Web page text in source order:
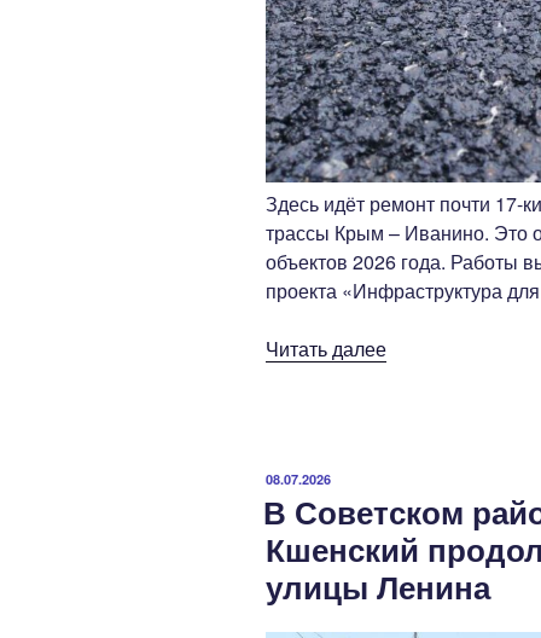
Здесь идёт ремонт почти 17-
трассы Крым – Иванино. Это
объектов 2026 года. Работы
проекта «Инфраструктура
Читать далее«Дорожная
Октябрьском
районе»
ОПУБЛИКОВАНО
08.07.2026
В Советском
Кшенский
улицы Ленина